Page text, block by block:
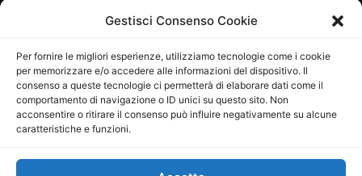
Gestisci Consenso Cookie
Per fornire le migliori esperienze, utilizziamo tecnologie come i cookie
per memorizzare e/o accedere alle informazioni del dispositivo. Il
consenso a queste tecnologie ci permetterà di elaborare dati come il
comportamento di navigazione o ID unici su questo sito. Non
acconsentire o ritirare il consenso può influire negativamente su alcune
caratteristiche e funzioni.
29/09/2015
Direttore Editoriale: Maurizio Scaglione
Direttore Responsabile: Maria Calabrese
P.IVA: 06334930820